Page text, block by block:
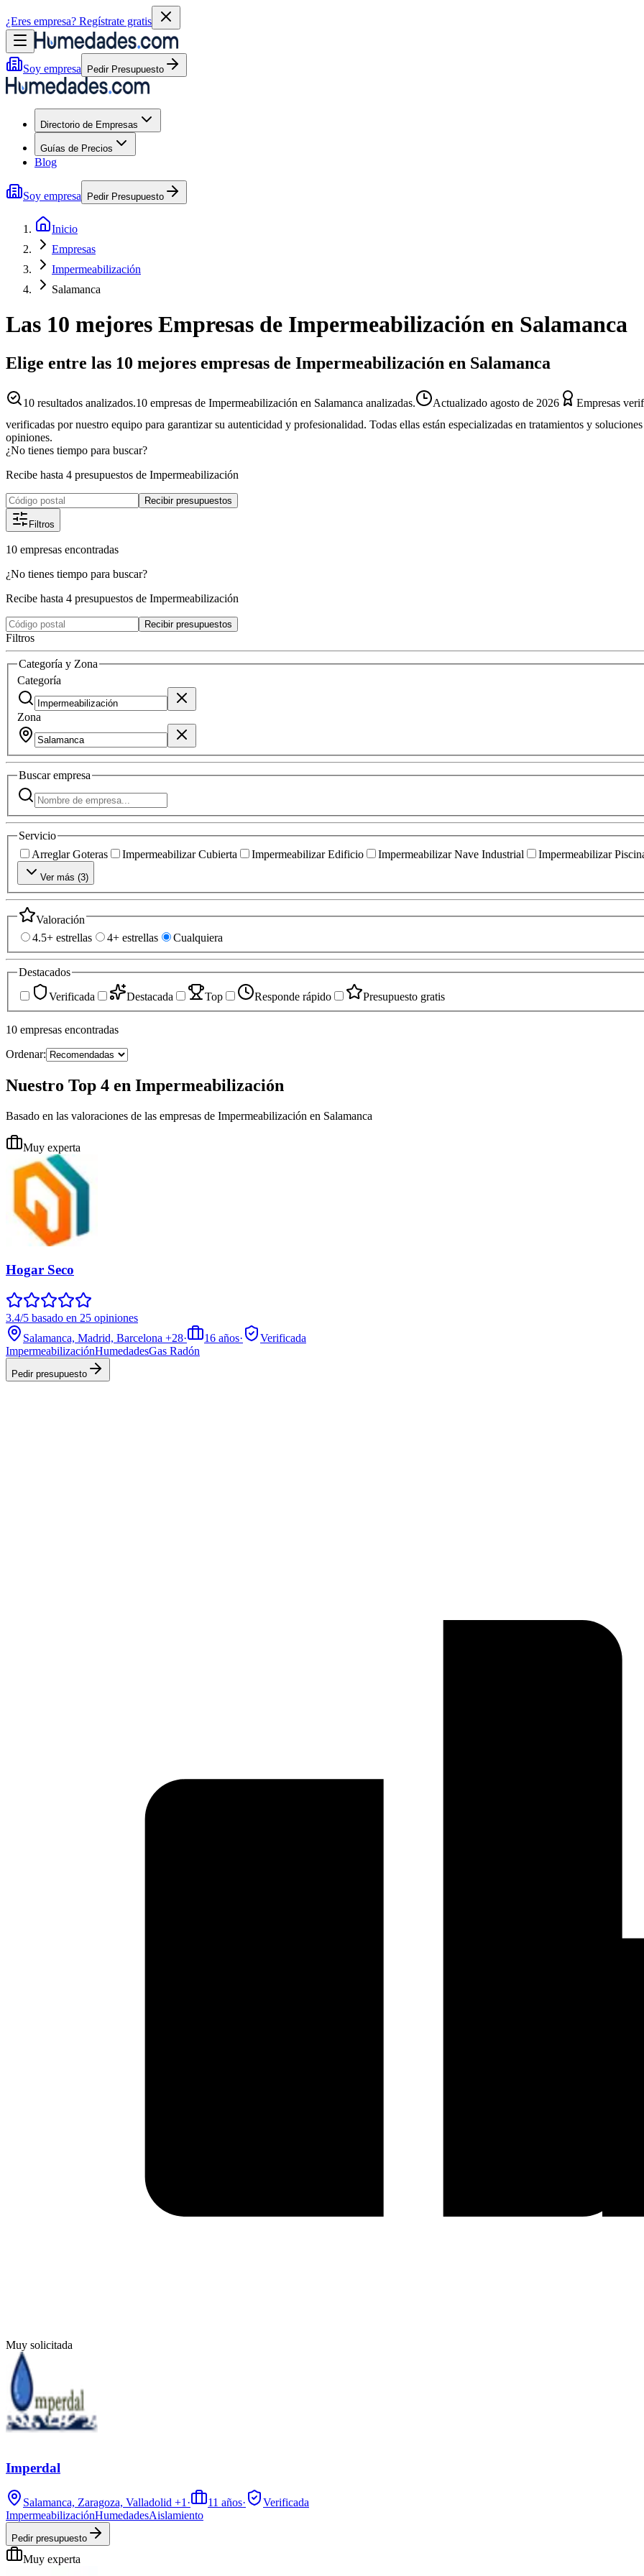
¿Eres empresa? Regístrate gratis
Soy empresa Pedir Presupuesto
Directorio de Empresas
Guías de Precios
Blog
Soy empresa Pedir Presupuesto
Inicio
Empresas
Impermeabilización
Salamanca
Las 10 mejores Empresas de Impermeabilización en Salamanca
Elige entre las 10 mejores empresas de Impermeabilización en Salamanca
10 resultados analizados.10 empresas de Impermeabilización en Salamanca analizadas. Actualizado agosto de 2026
Empresas
verificadas por nuestro equipo para garantizar su autenticidad y profesionalidad. Todas ellas están especializadas en tratamientos y
opiniones.
¿No tienes tiempo para buscar?
Recibe hasta 4 presupuestos de Impermeabilización
Recibir presupuestos
Filtros
10 empresas encontradas
¿No tienes tiempo para buscar?
Recibe hasta 4 presupuestos de Impermeabilización
Recibir presupuestos
Filtros
Categoría y Zona
Categoría
Zona
Buscarempresa
Servicio
Arreglar Goteras
Impermeabilizar Cubierta Impermeabilizar Edificio Impermeabilizar Nave Industrial Impermeabilizar
Ver más (3)
Valoración
4.5+ estrellas
4+ estrellas Cualquiera
Destacados
Verificada
Destacada Top Responde rápido Presupuesto gratis
10 empresas encontradas
Ordenar:
Nuestro Top 4 en Impermeabilización
Basado en las valoraciones de las empresas de Impermeabilización en Salamanca
Muy experta
Hogar Seco
3.4/5 basado en 25 opiniones
Salamanca, Madrid, Barcelona +28· 16 años·
Verificada
ImpermeabilizaciónHumedadesGas Radón
Pedir presupuesto
Muy solicitada
Imperdal
Salamanca, Zaragoza, Valladolid +1· 11 años·
Verificada
ImpermeabilizaciónHumedadesAislamiento
Pedir presupuesto
Muy experta